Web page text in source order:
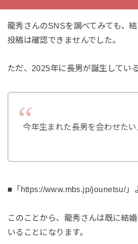
龍秀さんのSNSを調べてみても、
投稿は確認できませんでした。
ただ、2025年に長男が誕生している
今年生まれた長男を会わせたい
■「https://www.mbs.jp/jounetsu/」
このことから、龍秀さんは既に結
いることになります。